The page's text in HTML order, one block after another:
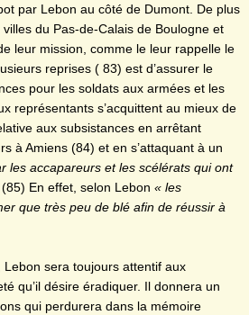
par Lebon au côté de Dumont. De plus
du Pas-de-Calais de Boulogne et
leur mission, comme le leur rappelle le
reprises ( 83) est d’assurer le
pour les soldats aux armées et les
représentants s’acquittent au mieux de
aux subsistances en arrêtant
à Amiens (84) et en s’attaquant à un
les accapareurs et les scélérats qui ont
(85) En effet, selon Lebon « les
que très peu de blé afin de réussir à
sera toujours attentif aux
qu’il désire éradiquer. Il donnera un
qui perdurera dans la mémoire